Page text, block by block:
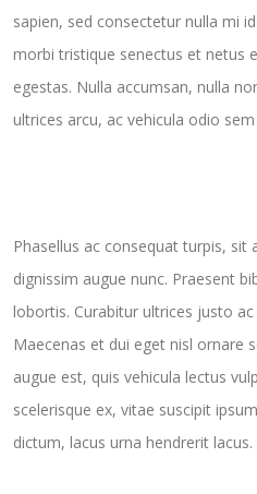
sapien, sed consectetur nulla mi
morbi tristique senectus et netus
egestas. Nulla accumsan, nulla
ultrices arcu, ac vehicula odio
Phasellus ac consequat turpis,
dignissim augue nunc. Praesent
lobortis. Curabitur ultrices justo
Maecenas et dui eget nisl ornare
augue est, quis vehicula lectus
scelerisque ex, vitae suscipit
dictum, lacus urna hendrerit lacus.